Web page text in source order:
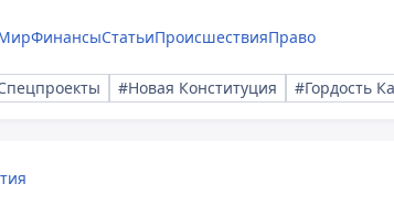
ФинансыСтатьиПроисшествияПраво
#Новая Конституция #Гордость